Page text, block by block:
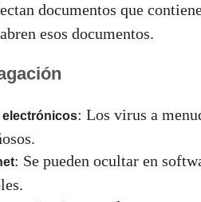
documentos que
esos documentos.
electrónicos: Los virus a
: Se pueden ocultar en